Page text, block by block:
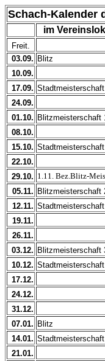
Schach-Kalender
im
Freit.
03.09. Blitz
10.09.
17.09.
24.09.
01.10. Blitzmeisterschaft
08.10.
15.10.
22.10.
29.10. 1.11. Bez.Blitz-
05.11. Blitzmeisterschaft
12.11.
19.11.
26.11.
03.12. Blitzmeisterschaft
10.12.
17.12.
24.12.
31.12.
07.01. Blitz
14.01.
21.01.